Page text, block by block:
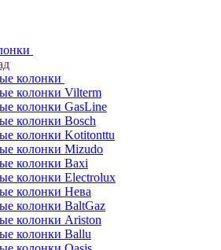
колонки
колонки Vilterm
колонки GasLine
колонки Bosch
колонки Kotitonttu
колонки Mizudo
колонки Baxi
колонки Electrolux
колонки Нева
колонки BaltGaz
колонки Ariston
колонки Ballu